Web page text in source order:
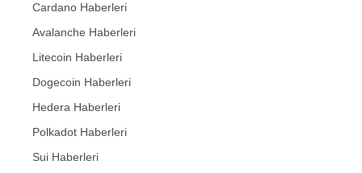
Cardano Haberleri
Avalanche Haberleri
Litecoin Haberleri
Dogecoin Haberleri
Hedera Haberleri
Polkadot Haberleri
Sui Haberleri